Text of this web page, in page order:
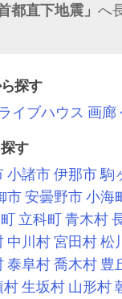
都直下地震」 へ
探す
ライブハウス 画廊
す
小諸市伊那市駒
市安曇野市小海
立科町青木村
中川村宮田村松
泰阜村喬木村 豊
村生坂村 山形村